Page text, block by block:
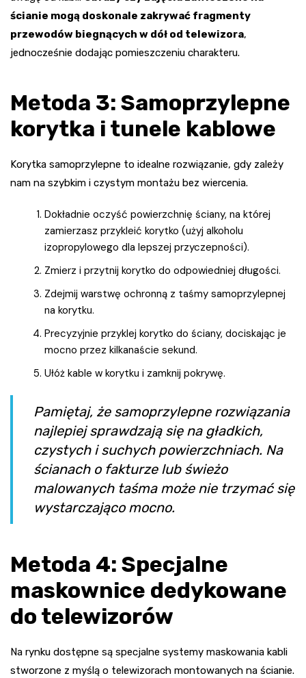
ścianie mogą doskonale zakrywać fragmenty
przewodów biegnących w dół od telewizora,
jednocześnie dodając pomieszczeniu charakteru.
Metoda 3: Samoprzylepne
korytka i tunele kablowe
Korytka samoprzylepne to idealne rozwiązanie, gdy zależy
nam na szybkim i czystym montażu bez wiercenia.
Dokładnie oczyść powierzchnię ściany, na której
zamierzasz przykleić korytko (użyj alkoholu
izopropylowego dla lepszej przyczepności).
Zmierz i przytnij korytko do odpowiedniej długości.
Zdejmij warstwę ochronną z taśmy samoprzylepnej
na korytku.
Precyzyjnie przyklej korytko do ściany, dociskając je
mocno przez kilkanaście sekund.
Ułóż kable w korytku i zamknij pokrywę.
Pamiętaj, że samoprzylepne rozwiązania
najlepiej sprawdzają się na gładkich,
czystych i suchych powierzchniach. Na
ścianach o fakturze lub świeżo
malowanych taśma może nie trzymać się
wystarczająco mocno.
Metoda 4: Specjalne
maskownice dedykowane
do telewizorów
Na rynku dostępne są specjalne systemy maskowania kabli
stworzone z myślą o telewizorach montowanych na ścianie.